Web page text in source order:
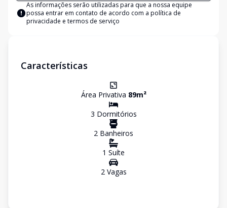
As informações serão utilizadas para que a nossa equipe
possa entrar em contato de acordo com a política de
privacidade e termos de serviço
Características
Área Privativa 89m²
3 Dormitórios
2 Banheiros
1 Suíte
2Vagas